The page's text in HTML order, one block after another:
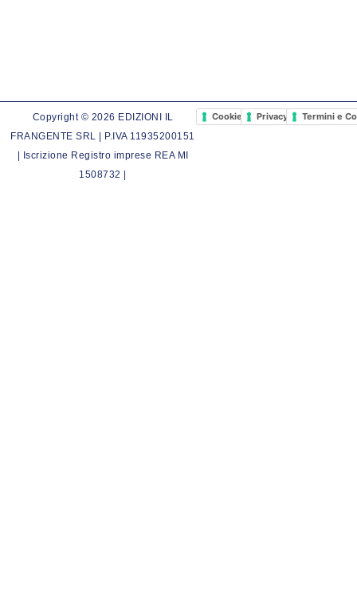
Copyright © 2026 EDIZIONI IL
FRANGENTE SRL | P.IVA 11935200151
| Iscrizione Registro imprese REA MI
1508732 |
Cookie PolicyPrivacy PolicyTermini e